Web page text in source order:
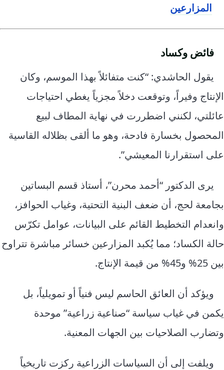
المزارعين
فائض وكساد
يقول الحاشدي: “كنت متفائلاً بهذا الموسم، وكان
الإنتاج وفيراً، وتوقعت دخلاً مجزياً يغطي احتياجات
عائلتي، لكنني اضطررت في نهاية المطاف لبيع
المحصول بخسارة فادحة، وهو ما ألقى بظلاله القاسية
على استقرارنا المعيشي”.
يرى الدكتور “أحمد محرن”، أستاذ قسم البساتين
بجامعة لحج، أن ضعف البنية التحتية، وغياب الحوافز،
وانعدام التخطيط القائم على البيانات، عوامل تكرّس
حالة الكساد؛ مما يُكبد المزارعين خسائر مباشرة تتراوح
بين 25% و45% من قيمة الإنتاج.
ويؤكد أن العائق الحاسم ليس فنياً أو تمويلياً، بل
يكمن في غياب سياسة “صناعية زراعية” موحدة
وتضارب الصلاحيات بين الجهات المعنية.
ويلفت إلى أن السياسات الزراعية ركزت تاريخياً